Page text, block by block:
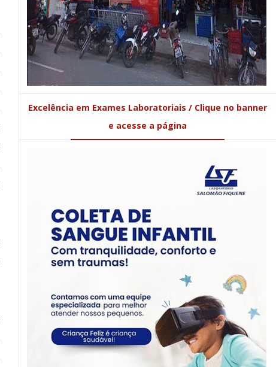
Excelência em Exames Laboratoriais / Clique no banner
e acesse a página